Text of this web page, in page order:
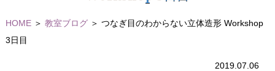
HOME＞ 教室ブログ＞ つなぎ目のわからない立体造形 Workshop
3日目
2019.07.06